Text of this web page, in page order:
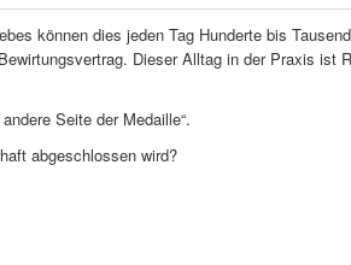
können dies jeden Tag Hunderte bis
Dieser Alltag in der Praxis ist
Seite der Medaille“.
abgeschlossen wird?